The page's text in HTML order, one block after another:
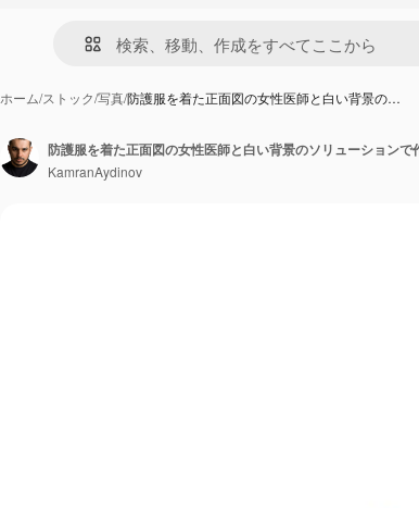
ホーム/ストック/写真/防護服を着た正面図の女性医師と白い背景の…
KamranAydinov